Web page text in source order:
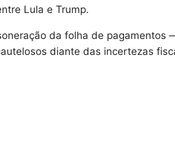
Lula e Trump.
da folha de pagamentos
diante das incertezas